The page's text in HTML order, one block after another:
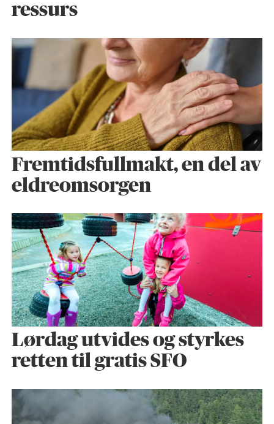
ressurs
Fremtidsfullmakt, en del av
eldreomsorgen
Lørdag utvides og styrkes
retten til gratis SFO